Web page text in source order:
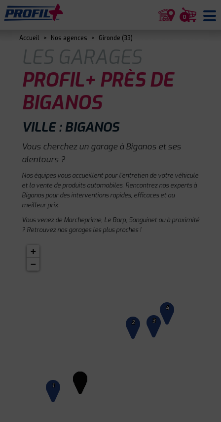
0
Accueil > Nos agences > Gironde (33)
LES GARAGES
PROFIL+ PRÈS DE
BIGANOS
VILLE : BIGANOS
Vous cherchez un garage à Biganos et ses
alentours ?
Nos équipes vous accueillent pour l'entretien de votre véhicule
et la vente de produits automobiles. Rencontrez nos experts à
Biganos pour des interventions rapides, efficaces et au
meilleur prix.
Vous venez de Marcheprime, Le Barp, Sanguinet ou à proximité
? Retrouvez nos garages les plus proches !
1
2 3
4
+
−